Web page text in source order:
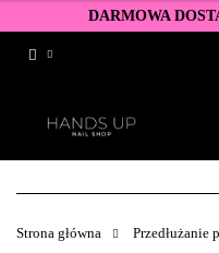
DARMOWA
Strona główna Przedłużanie